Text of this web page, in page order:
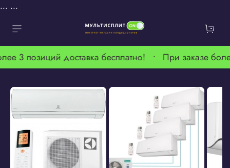
... ...
3 позиций доставка бесплатно! • При заказе